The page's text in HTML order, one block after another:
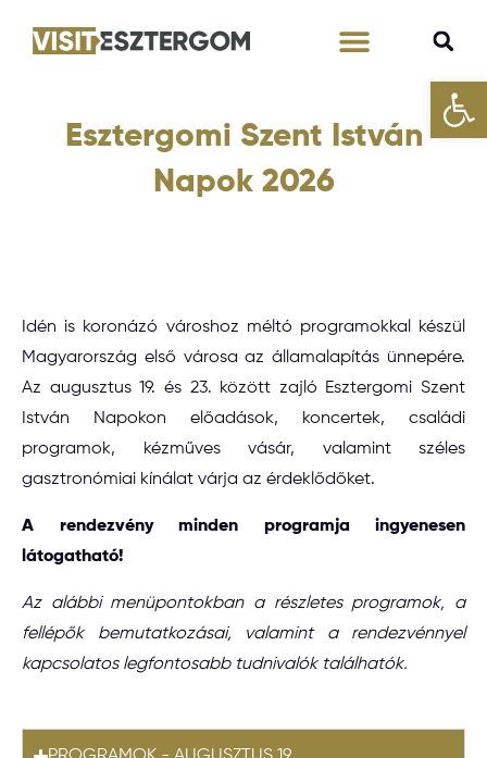
Esztergomi Szent István
Napok 2026
Idén is koronázó városhoz méltó programokkal készül
Magyarország első városa az államalapítás ünnepére.
Az augusztus 19. és 23. között zajló Esztergomi Szent
István Napokon előadások, koncertek, családi
programok, kézműves vásár, valamint széles
gasztronómiai kínálat várja az érdeklődőket.
A rendezvény minden programja ingyenesen
látogatható!
Az alábbi menüpontokban a részletes programok, a
fellépők bemutatkozásai, valamint a rendezvénnyel
kapcsolatos legfontosabb tudnivalók találhatók.